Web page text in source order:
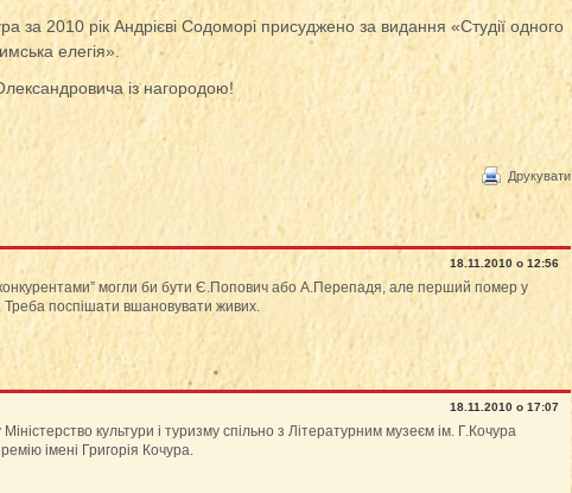
за 2010 рік Андрієві Содоморі присуджено за видання «Студії одного
елегія».
із нагородою!
Друкувати
18.11.2010 о 12:56
могли би бути Є.Попович або А.Перепадя, але перший помер у
Треба поспішати вшановувати живих.
18.11.2010 о 17:07
культури і туризму спільно з Літературним музеєм ім. Г.Кочура
імені Григорія Кочура.